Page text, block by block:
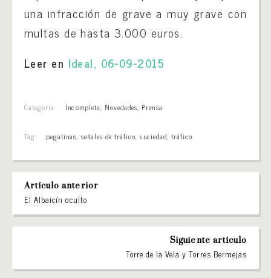
una infracción de grave a muy grave con
multas de hasta 3.000 euros.
Leer en Ideal, 06-09-2015
Categoría: Incompleta, Novedades, Prensa
Tag: pegatinas, señales de tráfico,suciedad, tráfico
Artículo anterior
El Albaicín oculto
Siguiente artículo
Torre de la Vela y Torres Bermejas